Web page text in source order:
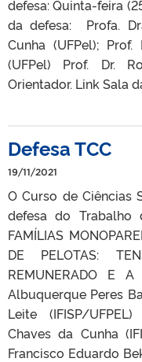
defesa: Quinta-feira
da defesa: Profa.
Cunha (UFPel);
(UFPel) Prof. Dr.
Orientador. Link Sala
Defesa TCC
19/11/2021
O Curso de Ciências
defesa do Trabalho
FAMÍLIAS
DE PELOTAS:
REMUNERADO E A
Albuquerque Peres
Leite (IFISP/
Chaves da Cunha
Francisco Eduardo